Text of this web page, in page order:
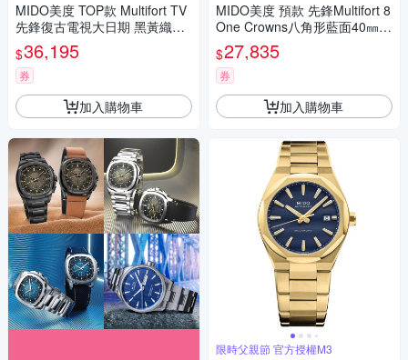
MIDO美度 TOP款 Multifort TV
先鋒復古電視大日期 黑黃織帶4
0㎜ M6(M0495261708101)
$36,195
券
加入購物車
MIDO美度 預款 先鋒Multifort 8
One Crowns八角形藍面40㎜
M6(M0555071104100)
$27,835
券
加入購物車
限時父親節 官方授權M3